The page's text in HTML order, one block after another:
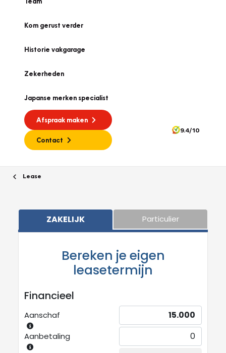
Kom gerust verder
Historie vakgarage
Zekerheden
Japanse merken specialist
Afspraak maken
Contact
9.4/10
Lease